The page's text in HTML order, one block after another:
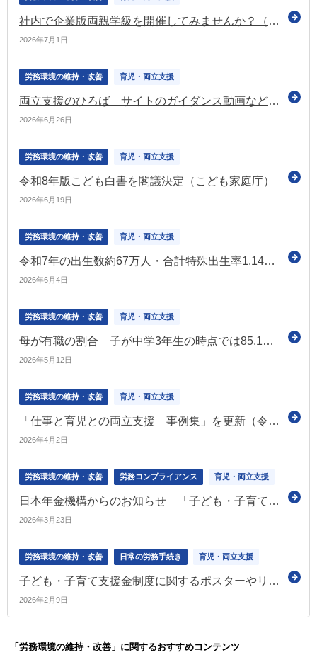
社内で企業版両親学級を開催してみませんか？（共育（トモイク）プロジェクト）
2026年7月1日
労務環境の維持・改善 育児・両立支援
両立支援のひろば サイトのガイダンス動画などを公表
2026年6月26日
労務環境の維持・改善 育児・両立支援
令和8年版こども白書を閣議決定（こども家庭庁）
2026年6月19日
労務環境の維持・改善 育児・両立支援
令和7年の出生数約67万人・合計特殊出生率1.14 いずれも10年連続低下で過去最低
2026年6月4日
労務環境の維持・改善 育児・両立支援
母が有職の割合 子が中学3年生の時点では85.1％（平成22年出生児に関する厚労省の縦断調査）
2026年5月12日
労務環境の維持・改善 育児・両立支援
「仕事と育児との両立支援 事例集」を更新（令和8年3月）（経団連）
2026年4月2日
労務環境の維持・改善 労務コンプライアンス 育児・両立支援
日本年金機構からのお知らせ 「子ども・子育て支援金制度の創設」といった情報を掲載（令和8年3月号）
2026年3月23日
労務環境の維持・改善 日常の労務手続き 育児・両立支援
子ども・子育て支援金制度に関するポスターやリーフレットを公表（こども家庭庁）
2026年2月9日
「労務環境の維持・改善」に関するおすすめコンテンツ